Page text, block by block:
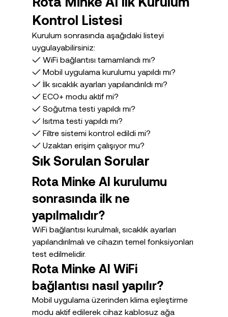
Kontrol Listesi
Kurulum sonrasında aşağıdaki listeyi
uygulayabilirsiniz:
✓ WiFi bağlantısı tamamlandı mı?
✓ Mobil uygulama kurulumu yapıldı mı?
✓ İlk sıcaklık ayarları yapılandırıldı mı?
✓ ECO+ modu aktif mi?
✓ Soğutma testi yapıldı mı?
✓ Isıtma testi yapıldı mı?
✓ Filtre sistemi kontrol edildi mi?
✓ Uzaktan erişim çalışıyor mu?
Sık Sorulan Sorular
Rota Minke AI kurulumu
sonrasında ilk ne
yapılmalıdır?
WiFi bağlantısı kurulmalı, sıcaklık ayarları
yapılandırılmalı ve cihazın temel fonksiyonları
test edilmelidir.
Rota Minke AI WiFi
bağlantısı nasıl yapılır?
Mobil uygulama üzerinden klima eşleştirme
modu aktif edilerek cihaz kablosuz ağa